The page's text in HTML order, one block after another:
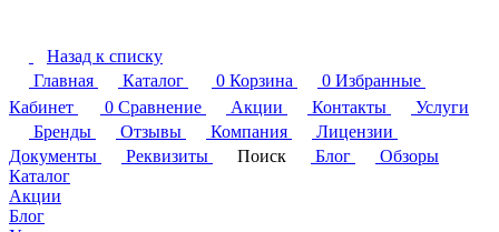
Назад к списку
Главная
Каталог 0 Корзина 0 Избранные
Кабинет
0 Сравнение Акции Контакты
Услуги
Бренды
Отзывы Компания
Лицензии
Документы
Реквизиты Поиск Блог
Обзоры
Каталог
Акции
Блог